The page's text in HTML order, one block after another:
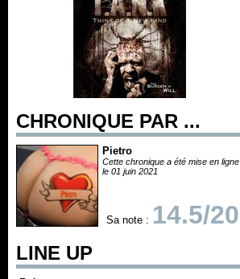
CHRONIQUE PAR ...
Pietro
Cette chronique a été mise en ligne
le 01 juin 2021
Sa note : 14.5/20
LINE UP